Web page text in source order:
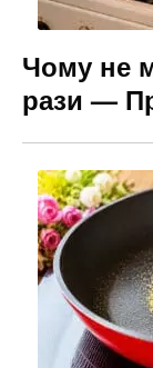
Чому не
рази —